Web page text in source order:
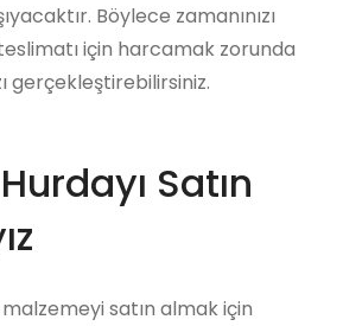
Böylece zamanınızı
için harcamak zorunda
gerçekleştirebilirsiniz.
Satın
satın almak için